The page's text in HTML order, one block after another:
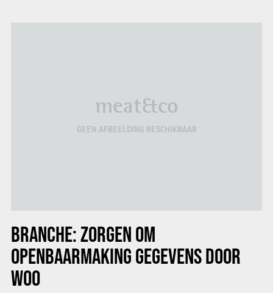
meat&co
GEEN AFBEELDING BESCHIKBAAR
BRANCHE: ZORGEN OM
OPENBAARMAKING GEGEVENS DOOR
WOO